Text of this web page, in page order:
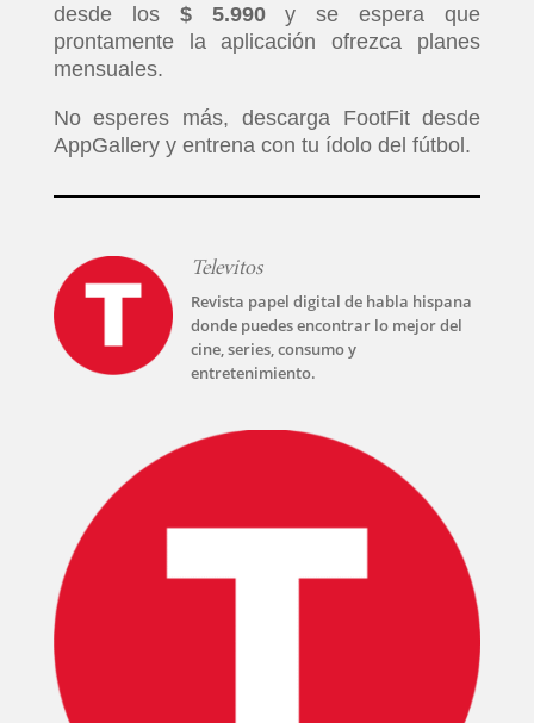
desde los $ 5.990y se espera que
prontamente la aplicación ofrezca planes
mensuales.
No esperes más, descarga FootFit desde
AppGallery y entrena con tu ídolo del fútbol.
Televitos
Revista papel digital de habla hispana
donde puedes encontrar lo mejor del
cine, series, consumo y
entretenimiento.